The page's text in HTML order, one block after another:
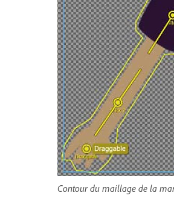
Contour du maillage de la